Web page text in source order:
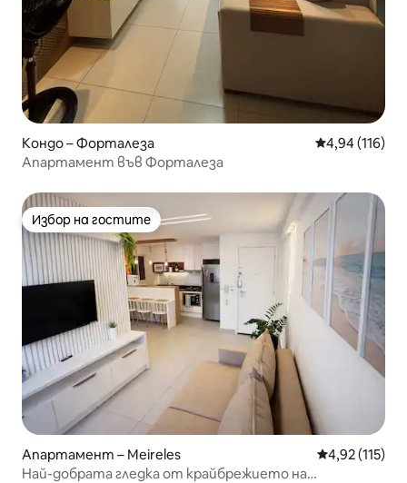
Кондо – Форталеза Средна
4,94 (116)
Апартамент във Форталеза
Избор на гостите
Избор на гостите
Апартамент – Meireles Средна
4,92 (115)
Най-добрата гледка от крайбрежието на